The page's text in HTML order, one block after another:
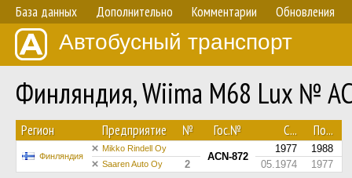
База данных Дополнительно Комментарии Обновления
Автобусный транспорт
Финляндия, Wiima M68 Lux №
Регион Предприятие № Гос.№ С... По...
Финляндия
Mikko Rindell Oy
ACN-872
1977 1988
Saaren Auto Oy 2 05.1974 1977